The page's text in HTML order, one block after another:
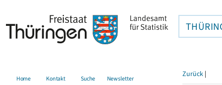
Home Kontakt Suche Newsletter Zurück |